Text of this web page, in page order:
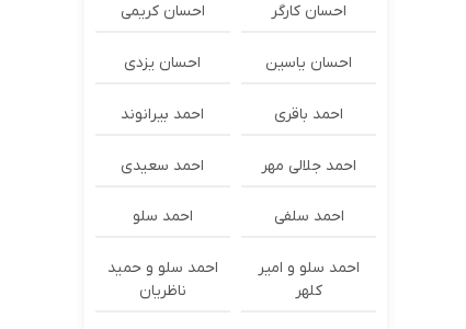
احسان کارگر احسان کریمی
احسان یاسین احسان یزدی
احمد باقری احمد بیرانوند
احمد جلالی مهر احمد سعیدی
احمد سلفی احمد سلو
احمد سلو و امیر
کلهر
احمد سلو و حمید
ناظریان